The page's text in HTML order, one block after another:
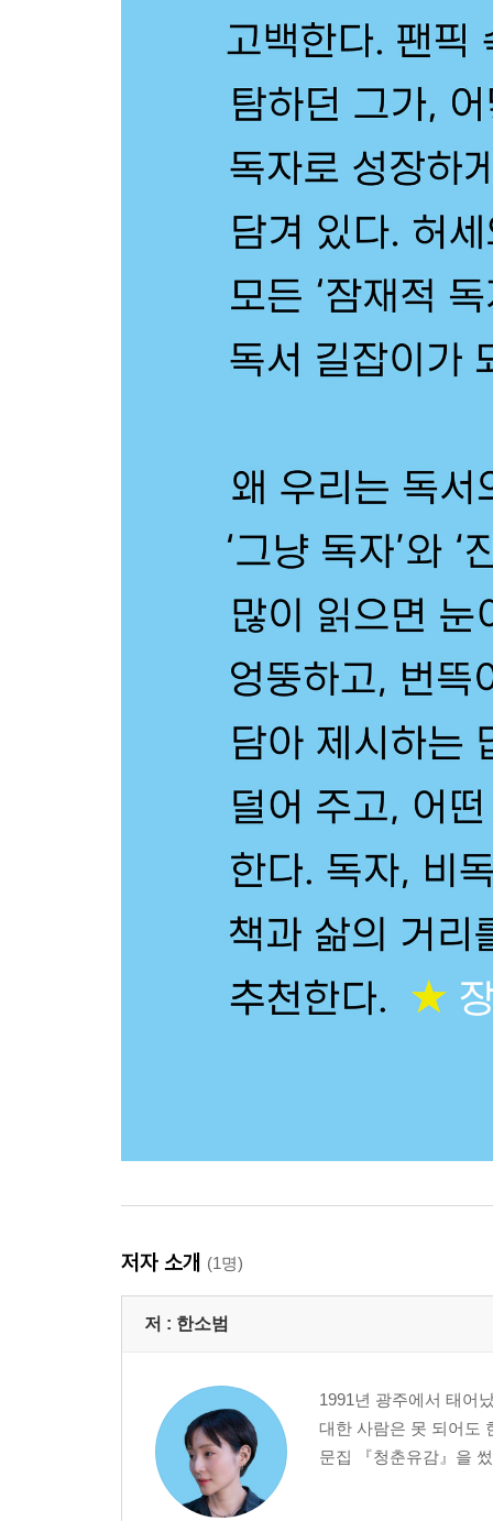
저자 소개 (1명)
저 : 한소범
1991년 광주에서 태어
대한 사람은 못 되어도
문집 『청춘유감』을